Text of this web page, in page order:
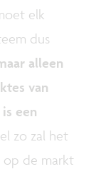
elk
dus
alleen
van
een
zo zal het
op de markt